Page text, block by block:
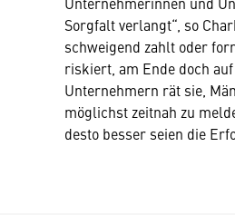
Sorgfalt verlangt“, so
schweigend zahlt oder
riskiert, am Ende doch
Unternehmern rät sie,
möglichst zeitnah zu
desto besser seien die